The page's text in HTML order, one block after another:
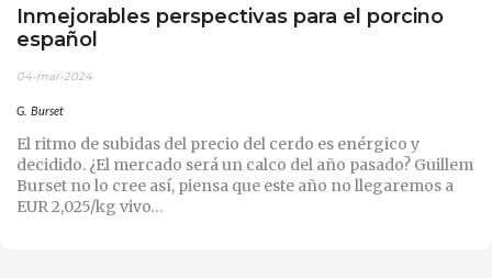
Inmejorables perspectivas para el porcino
español
04-mar-2024
G. Burset
El ritmo de subidas del precio del cerdo es enérgico y
decidido. ¿El mercado será un calco del año pasado? Guillem
Burset no lo cree así, piensa que este año no llegaremos a
EUR 2,025/kg vivo…